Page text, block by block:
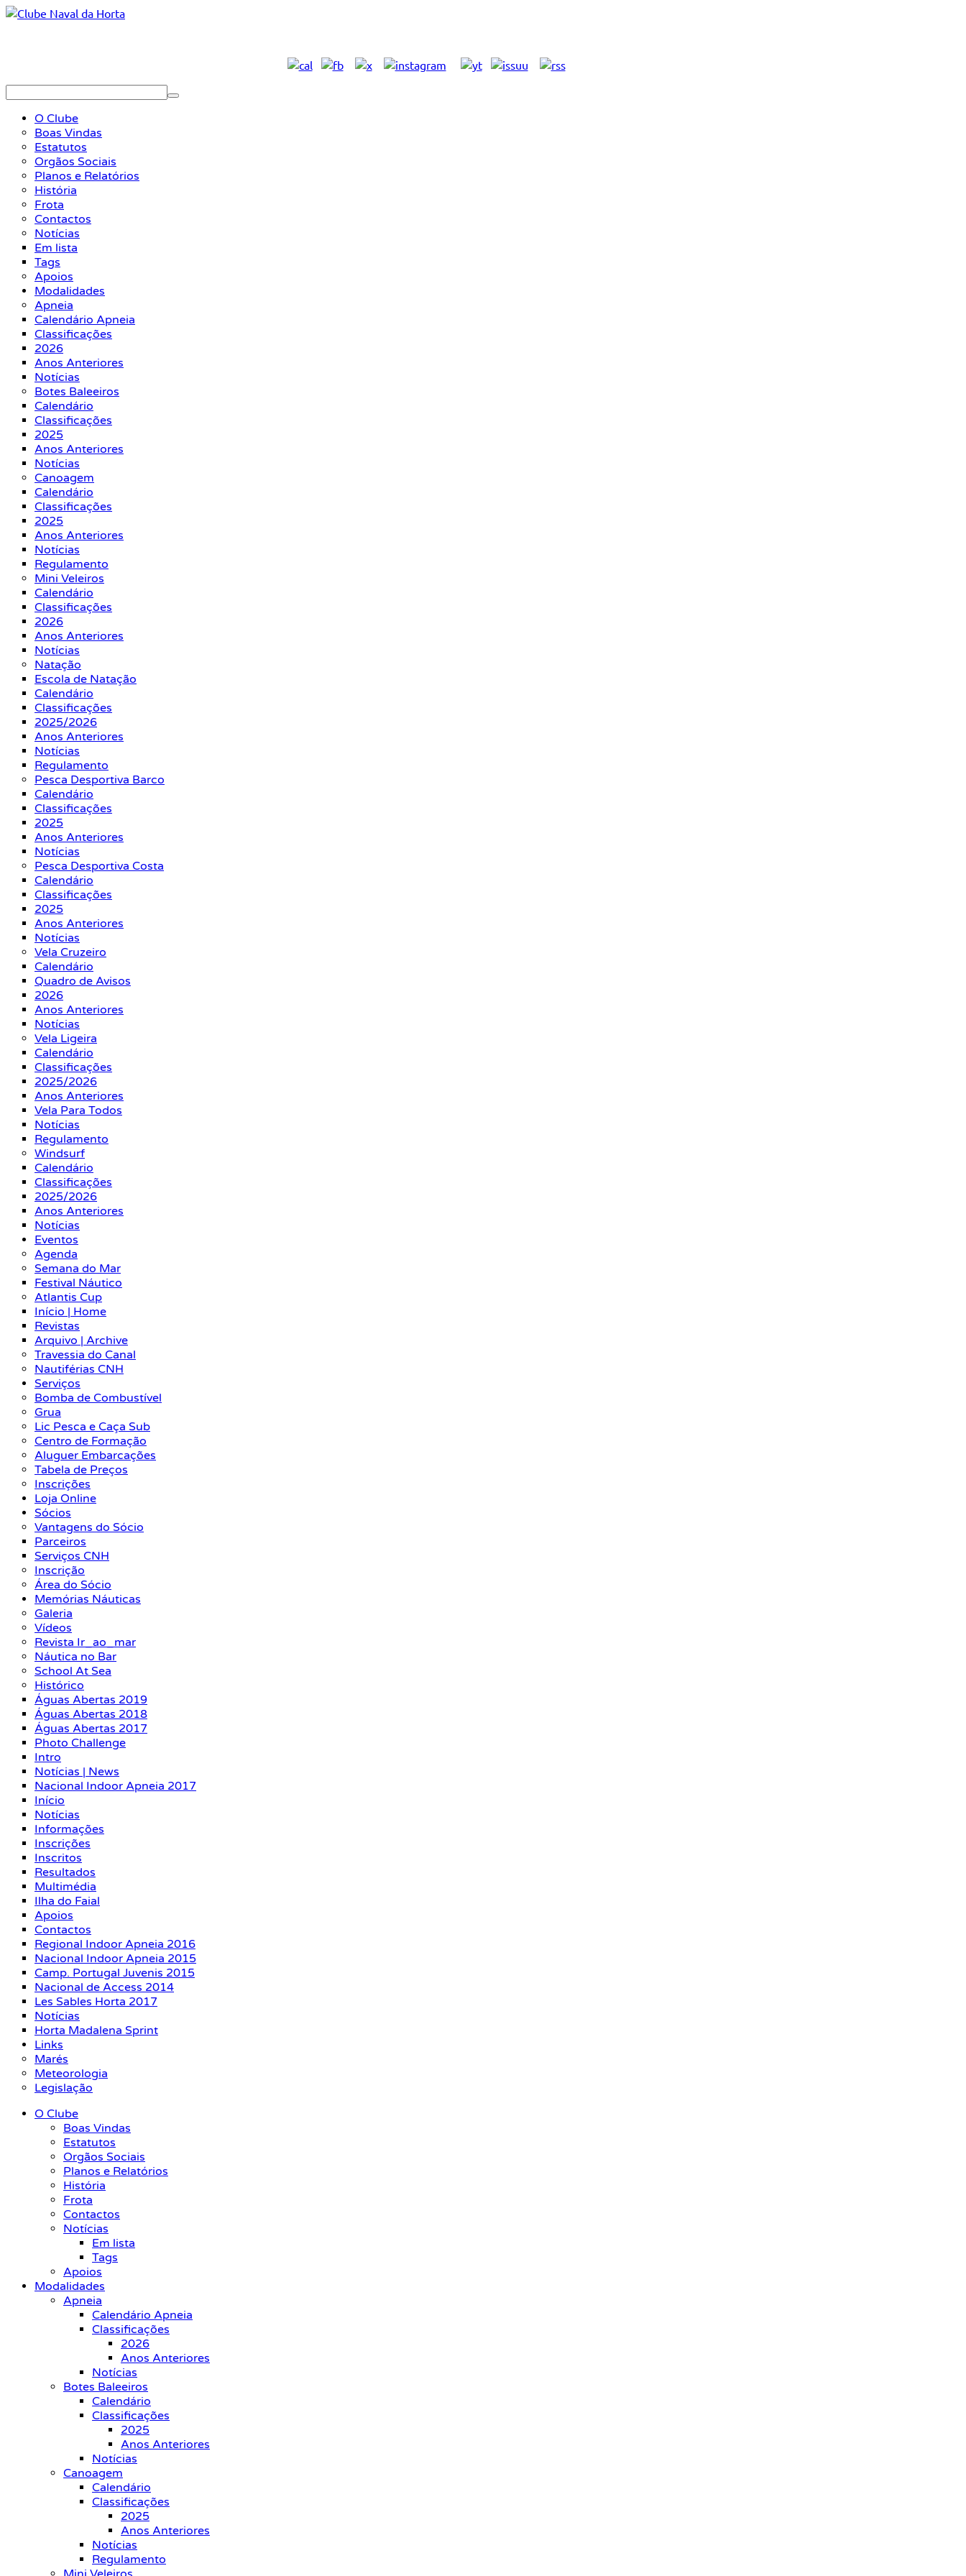
O Clube
Boas Vindas
Estatutos
Orgãos Sociais
Planos e Relatórios
História
Frota
Contactos
Notícias
Em lista
Tags
Apoios
Modalidades
Apneia
Calendário Apneia
Classificações
2026
Anos Anteriores
Notícias
Botes Baleeiros
Calendário
Classificações
2025
Anos Anteriores
Notícias
Canoagem
Calendário
Classificações
2025
Anos Anteriores
Notícias
Regulamento
Mini Veleiros
Calendário
Classificações
2026
Anos Anteriores
Notícias
Natação
Escola de Natação
Calendário
Classificações
2025/2026
Anos Anteriores
Notícias
Regulamento
Pesca Desportiva Barco
Calendário
Classificações
2025
Anos Anteriores
Notícias
Pesca Desportiva Costa
Calendário
Classificações
2025
Anos Anteriores
Notícias
Vela Cruzeiro
Calendário
Quadro de Avisos
2026
Anos Anteriores
Notícias
Vela Ligeira
Calendário
Classificações
2025/2026
Anos Anteriores
Vela Para Todos
Notícias
Regulamento
Windsurf
Calendário
Classificações
2025/2026
Anos Anteriores
Notícias
Eventos
Agenda
Semana do Mar
Festival Náutico
Atlantis Cup
Início | Home
Revistas
Arquivo | Archive
Travessia do Canal
Nautiférias CNH
Serviços
Bomba de Combustível
Grua
Lic Pesca e Caça Sub
Centro de Formação
Aluguer Embarcações
Tabela de Preços
Inscrições
Loja Online
Sócios
Vantagens do Sócio
Parceiros
Serviços CNH
Inscrição
Área do Sócio
Memórias Náuticas
Galeria
Vídeos
Revista Ir_ao_mar
Náutica no Bar
School At Sea
Histórico
Águas Abertas 2019
Águas Abertas 2018
Águas Abertas 2017
Photo Challenge
Intro
Notícias | News
Nacional Indoor Apneia 2017
Início
Notícias
Informações
Inscrições
Inscritos
Resultados
Multimédia
Ilha do Faial
Apoios
Contactos
Regional Indoor Apneia 2016
Nacional Indoor Apneia 2015
Camp. Portugal Juvenis 2015
Nacional de Access 2014
Les Sables Horta 2017
Notícias
Horta Madalena Sprint
Links
Marés
Meteorologia
Legislação
O Clube
Boas Vindas
Estatutos
Orgãos Sociais
Planos e Relatórios
História
Frota
Contactos
Notícias
Em lista
Tags
Apoios
Modalidades
Apneia
Calendário Apneia
Classificações
2026
Anos Anteriores
Notícias
Botes Baleeiros
Calendário
Classificações
2025
Anos Anteriores
Notícias
Canoagem
Calendário
Classificações
2025
Anos Anteriores
Notícias
Regulamento